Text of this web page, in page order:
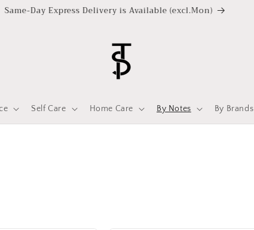
Same-Day Express Delivery is Available (excl.Mon)
Self Care Home Care By Notes By Brands